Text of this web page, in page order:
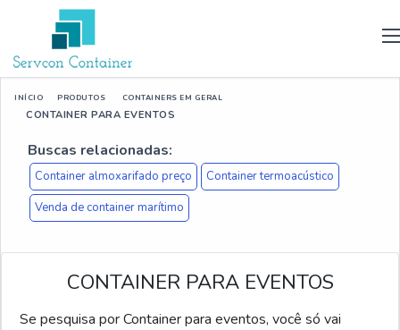
INÍCIO PRODUTOS CONTAINERS EM GERAL
CONTAINER PARA EVENTOS
Buscas relacionadas:
Container almoxarifado preço
Container termoacústico
Venda de container marítimo
CONTAINER PARA EVENTOS
Se pesquisa por Container para eventos, você só vai